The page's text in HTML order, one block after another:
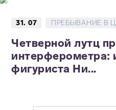
31. 07 ПРЕБЫВАНИЕ В
Четверной лутц
интерферометра:
фигуриста Ни...